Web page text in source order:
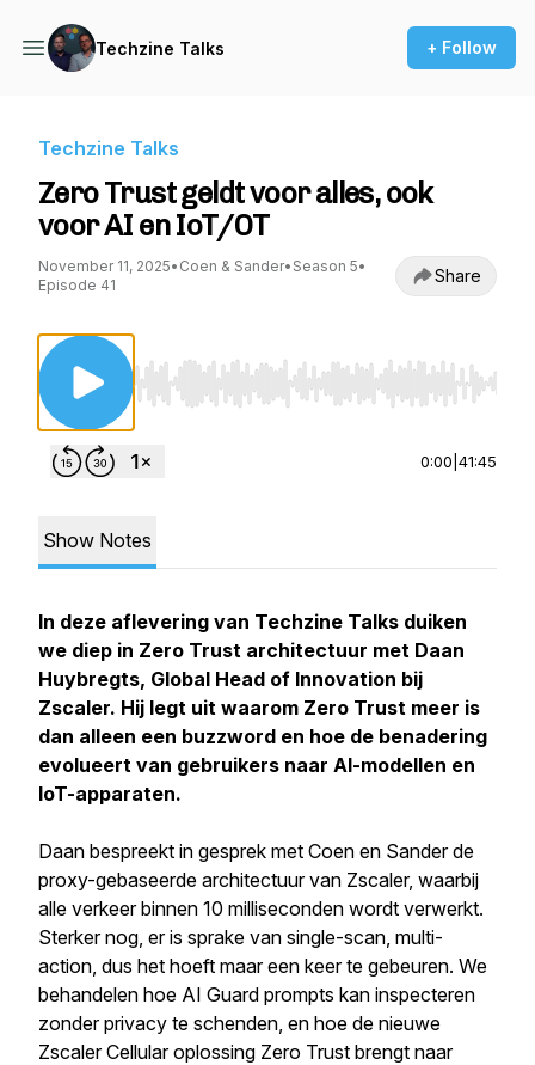
Techzine Talks + Follow
Techzine Talks
Zero Trust geldt voor alles, ook
voor AI en IoT/OT
November 11, 2025• Coen & Sander• Season 5•
Episode 41
Share
Use Left/Right to seek, Home/End to jump to
0:00 41:45
Show Notes
In deze aflevering van Techzine Talks duiken
we diep in Zero Trust architectuur met Daan
Huybregts, Global Head of Innovation bij
Zscaler. Hij legt uit waarom Zero Trust meer is
dan alleen een buzzword en hoe de benadering
evolueert van gebruikers naar AI-modellen en
IoT-apparaten.
Daan bespreekt in gesprek met Coen en Sander de
proxy-gebaseerde architectuur van Zscaler, waarbij
alle verkeer binnen 10 milliseconden wordt verwerkt.
Sterker nog, er is sprake van single-scan, multi-
action, dus het hoeft maar een keer te gebeuren. We
behandelen hoe AI Guard prompts kan inspecteren
zonder privacy te schenden, en hoe de nieuwe
Zscaler Cellular oplossing Zero Trust brengt naar